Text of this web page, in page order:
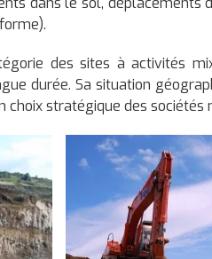
des sites à activités
durée. Sa situation
choix stratégique des sociétés